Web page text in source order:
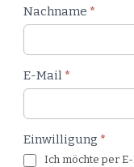
Nachname *
E-Mail *
Einwilligung *
Ich möchte per